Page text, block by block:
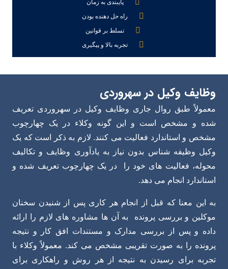
پایبندی به زمان
راه حل دهنده بودن
تسلط بر قوانین
تجربه بالا و پیگیری
وظایف وکیل در سهروردی
معمولاً طبق روال جاری وظایف وکیل در سهروردی تعریف
شده و مشخص است و این گونه وکلاء در یک چهارچوب
مشخص و استاندارد فعالیت می کنند. لازم به ذکر است که یک
وکیل وظیفه شناس بدون نیاز به یادآوری وظایف و تکالیف
محوله، فعالیت های خود را در یک چهارچوب تعریف شده و
استاندارد انجام می دهد.
به این معنا که قبل از انجام هر کاری پس از شنیدن سخنان
موکلین و بررسی پرونده به آن ها مشاوره های لازم را ارائه
داده و پس از بررسی مدارک و مستندات افق کار و نتیجه
پرونده را به صورت تقریبی مشخص می کند. معمولاً وکلاء با
تجربه برای رسیدن به نتیجه از هر روش و راهکاری برای